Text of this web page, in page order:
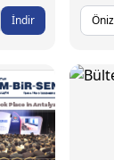
İndir